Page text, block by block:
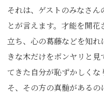
それは、ゲストのみなさ
とが言えます。才能を開
立ち、心の葛藤などを知れ
きな木だけをボンヤリと
てきた自分が恥ずかしくな
そ、その方の真髄があるの